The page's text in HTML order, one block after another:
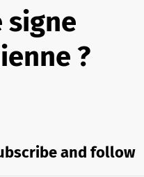
signe
?
and follow